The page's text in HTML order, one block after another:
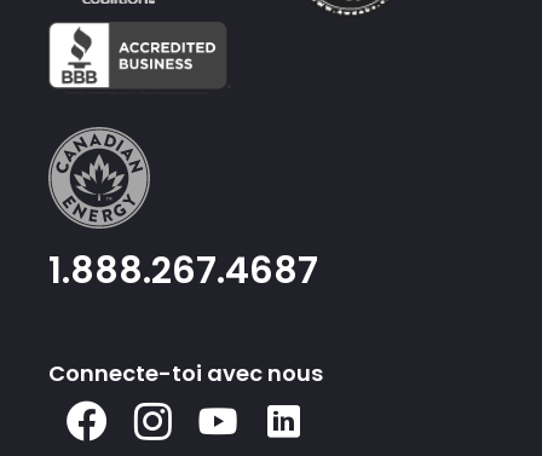
1.888.267.4687
Connecte-toi avec nous
Facebook
Instagram
Youtube